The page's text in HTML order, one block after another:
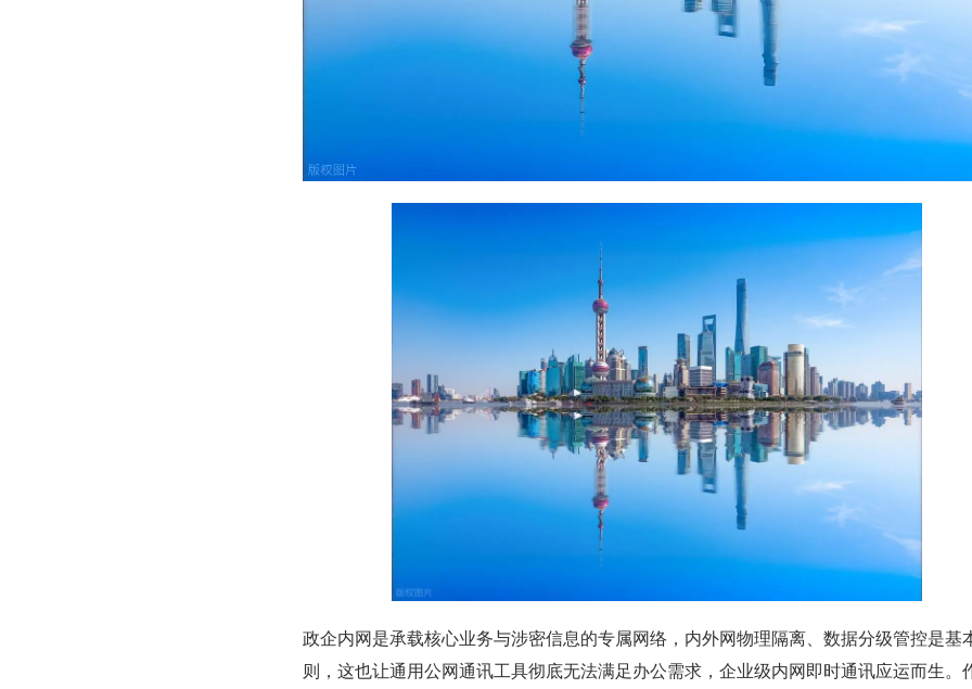
政企内网是承载核心业务与涉密信息的专属网络，内外网物理隔离、数据分级管控是基
则，这也让通用公网通讯工具彻底无法满足办公需求，企业级内网即时通讯应运而生。